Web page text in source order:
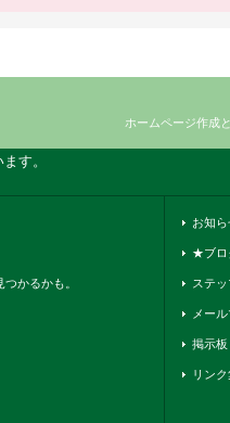
ホームページ作成
す。
かるかも。
お知ら
★ブ
ステ
メー
掲示板
リンク